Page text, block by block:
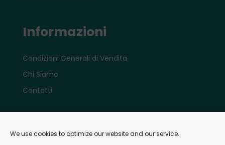
We use cookies to optimize our website and our service.
Informazioni
Condizioni Generali di Vendita
Chi Siamo
Contatti
Account